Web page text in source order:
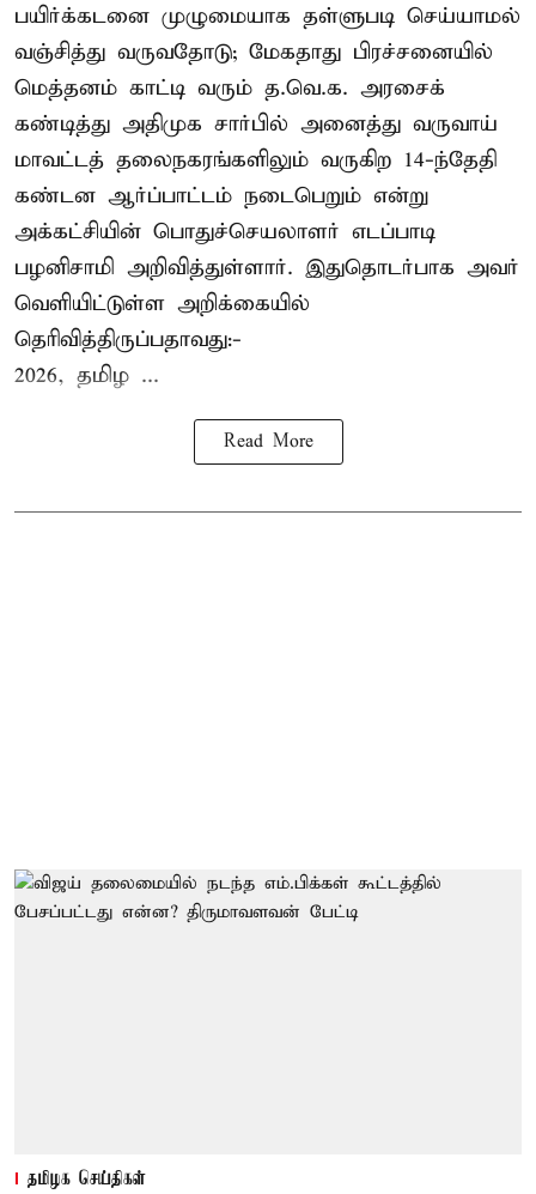
பயிர்க்கடனை முழுமையாக தள்ளுபடி செய்யாமல்
வஞ்சித்து வருவதோடு; மேகதாது பிரச்சனையில்
மெத்தனம் காட்டி வரும் த.வெ.க. அரசைக்
கண்டித்து அதிமுக சார்பில் அனைத்து வருவாய்
மாவட்டத் தலைநகரங்களிலும் வருகிற 14-ந்தேதி
கண்டன ஆர்ப்பாட்டம் நடைபெறும் என்று
அக்கட்சியின் பொதுச்செயலாளர் எடப்பாடி
பழனிசாமி அறிவித்துள்ளார். இதுதொடர்பாக அவர்
வெளியிட்டுள்ள அறிக்கையில்
தெரிவித்திருப்பதாவது:-
2026, தமிழ ...
Read More
தமிழக செய்திகள்